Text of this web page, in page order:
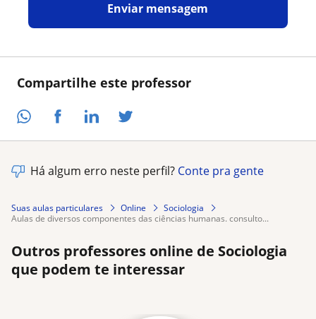
Compartilhe este professor
Enviar mensagem
Há algum erro neste perfil? Conte pra gente
Suas aulas particulares Online
Sociologia
aulas de diversos componentes das ciências humanas. consulto...
Outros professores online de Sociologia
que podem te interessar